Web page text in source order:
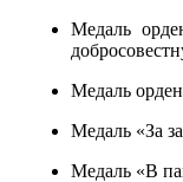
Медаль
Медаль
Медаль «За
Медаль «В